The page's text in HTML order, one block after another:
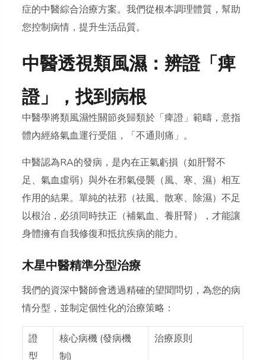
症的中醫綜合治療方案。我們從根本調理體質，幫助
您控制病情，提升生活品質。
中醫透視類風濕：辨證「痺
證」，找到病根
中醫學將類風濕性關節炎歸類於「痺證」範疇，意指
體內經絡氣血運行受阻，
「不通則痛」 。
中醫認為RA的發病，是內在正氣虧損 （如肝腎不
足、氣血虛弱）與外在邪氣侵襲 （風、寒、濕）相互
作用的結果。單純的祛邪（祛風、散寒、除濕）不足
以根治，必須同時扶正 （補氣血、養肝腎），才能讓
身體擁有自我修復和抵抗疾病的能力。
木星中醫精準分型治療
我們的資深中醫師會透過精確的望聞問切，為您的病
情分型，並制定個性化的治療策略：
證
型
核心病機 (發病機
制)
治療原則